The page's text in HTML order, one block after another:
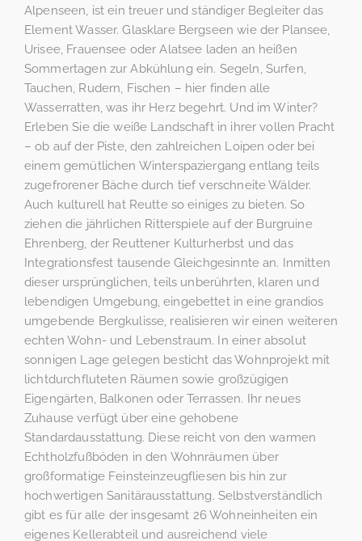
Alpenseen, ist ein treuer und ständiger Begleiter das
Element Wasser. Glasklare Bergseen wie der Plansee,
Urisee, Frauensee oder Alatsee laden an heißen
Sommertagen zur Abkühlung ein. Segeln, Surfen,
Tauchen, Rudern, Fischen – hier finden alle
Wasserratten, was ihr Herz begehrt. Und im Winter?
Erleben Sie die weiße Landschaft in ihrer vollen Pracht
– ob auf der Piste, den zahlreichen Loipen oder bei
einem gemütlichen Winterspaziergang entlang teils
zugefrorener Bäche durch tief verschneite Wälder.
Auch kulturell hat Reutte so einiges zu bieten. So
ziehen die jährlichen Ritterspiele auf der Burgruine
Ehrenberg, der Reuttener Kulturherbst und das
Integrationsfest tausende Gleichgesinnte an. Inmitten
dieser ursprünglichen, teils unberührten, klaren und
lebendigen Umgebung, eingebettet in eine grandios
umgebende Bergkulisse, realisieren wir einen weiteren
echten Wohn- und Lebenstraum. In einer absolut
sonnigen Lage gelegen besticht das Wohnprojekt mit
lichtdurchfluteten Räumen sowie großzügigen
Eigengärten, Balkonen oder Terrassen. Ihr neues
Zuhause verfügt über eine gehobene
Standardausstattung. Diese reicht von den warmen
Echtholzfußböden in den Wohnräumen über
großformatige Feinsteinzeugfliesen bis hin zur
hochwertigen Sanitärausstattung. Selbstverständlich
gibt es für alle der insgesamt 26 Wohneinheiten ein
eigenes Kellerabteil und ausreichend viele